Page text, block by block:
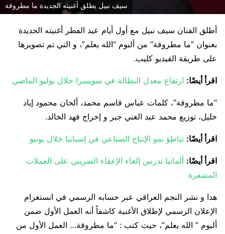
سيف نبيل يطلق أغنيته الجديدة ما مطروقة
أطلق الفنان سيف نبيل مع أول أيام عيد الفطر أغنيته الجديدة
بعنوان “ما مطروقة” من ألبوم “الله يعلم”، و التي تم تصويرها
على طريقة الفيديو كليب.
اقرأ أيضًا: ارتفاع معدل البطالة في سويسرا خلال يوليو الماضي
“ما مطروقة”، كلمات عباس قاسم محمد، ألحان محمود إياد
خليل، توزيع محمد عبد الغني جبر و إخراج فهد الخالد.
اقرأ أيضًا: تباطؤ نمو الإنتاج الصناعي في إسبانيا خلال يونيو
اقرأ أيضًا: ألمانيا تدرس إلغاء الإعفاء الضريبي على العملات
المشفرة
هذا و نشر النجم العراقي عبر حسابه الرسمي في انستغرام
الإعلان الرسمي لإطلاق الأغنية كاشفاً أنه العمل الأول ضمن
ألبوم ” الله يعلم”، حيث كتب : “ما مطروقة… العمل الأول من